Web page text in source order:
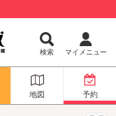
検索 マイメニュー
地図 予約